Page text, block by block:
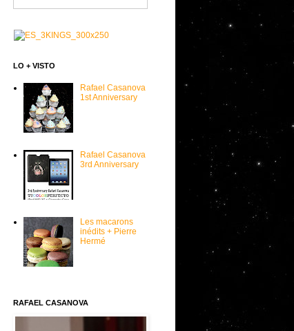
LO + VISTO
Rafael Casanova
1st Anniversary
Rafael Casanova
3rd Anniversary
Les macarons
inédits + Pierre
Hermé
RAFAEL CASANOVA